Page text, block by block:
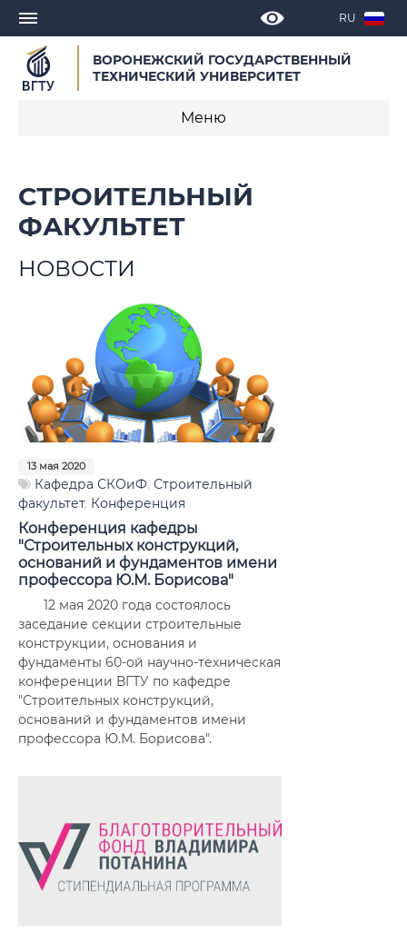
RU
ВОРОНЕЖСКИЙ ГОСУДАРСТВЕННЫЙ
ТЕХНИЧЕСКИЙ УНИВЕРСИТЕТ
Меню
Новости
Кафедры факультета
Образовательные программы
Ученый совет факультета
Наши выпускники
Трудоустройство
Сотрудники
Олимпиада по направлению
«Строительство», профиль ПГС
СТРОИТЕЛЬНЫЙ
ФАКУЛЬТЕТ
НОВОСТИ
13 мая 2020
Кафедра СКОиФ, Строительный
факультет, Конференция
Конференция кафедры
"Строительных конструкций,
оснований и фундаментов имени
профессора Ю.М. Борисова"
12 мая 2020 года состоялось
заседание секции строительные
конструкции, основания и
фундаменты 60-ой научно-техническая
конференции ВГТУ по кафедре
"Строительных конструкций,
оснований и фундаментов имени
профессора Ю.М. Борисова".